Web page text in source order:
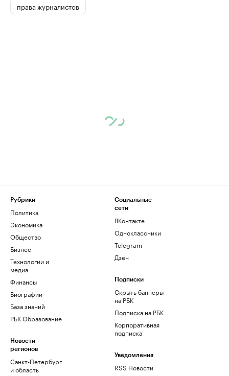
права журналистов
Рубрики
Политика
Экономика
Общество
Бизнес
Технологии и
медиа
Финансы
Биографии
База знаний
РБК Образование
Новости
регионов
Санкт-Петербург
и область
Социальные
сети
ВКонтакте
Одноклассники
Telegram
Дзен
Подписки
Скрыть баннеры
на РБК
Подписка на РБК
Корпоративная
подписка
Уведомления
RSS Новости